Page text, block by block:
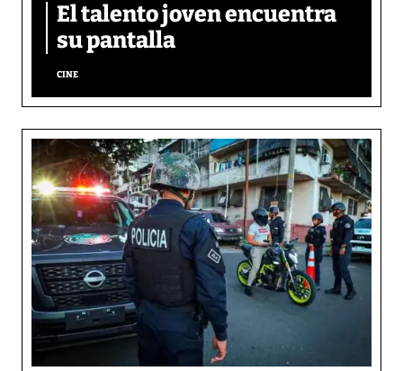
El talento joven encuentra
su pantalla​
CINE